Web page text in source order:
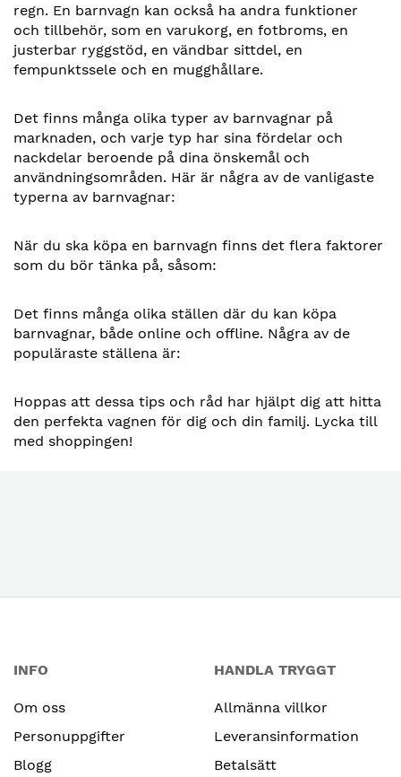
regn. En barnvagn kan också ha andra funktioner
och tillbehör, som en varukorg, en fotbroms, en
justerbar ryggstöd, en vändbar sittdel, en
fempunktssele och en mugghållare.
Det finns många olika typer av barnvagnar på
marknaden, och varje typ har sina fördelar och
nackdelar beroende på dina önskemål och
användningsområden. Här är några av de vanligaste
typerna av barnvagnar:
När du ska köpa en barnvagn finns det flera faktorer
som du bör tänka på, såsom:
Det finns många olika ställen där du kan köpa
barnvagnar, både online och offline. Några av de
populäraste ställena är:
Hoppas att dessa tips och råd har hjälpt dig att hitta
den perfekta vagnen för dig och din familj. Lycka till
med shoppingen!
INFO
Om oss
Personuppgifter
Blogg
HANDLA TRYGGT
Allmänna villkor
Leveransinformation
Betalsätt